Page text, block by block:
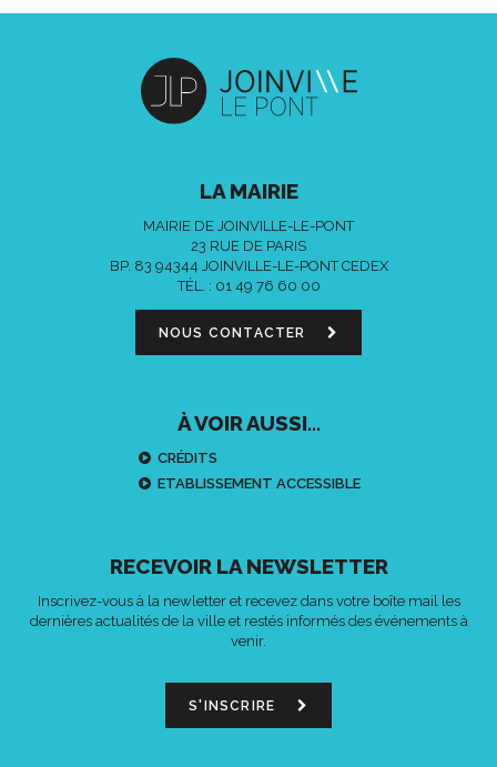
LA MAIRIE
MAIRIE DE JOINVILLE-LE-PONT
23 RUE DE PARIS
BP. 83 94344 JOINVILLE-LE-PONT CEDEX
TÉL. : 01 49 76 60 00
NOUS CONTACTER
À VOIR AUSSI...
CRÉDITS
ETABLISSEMENT ACCESSIBLE
RECEVOIR LA NEWSLETTER
Inscrivez-vous à la newletter et recevez dans votre boîte mail les
dernières actualités de la ville et restés informés des événements à
venir.
S'INSCRIRE